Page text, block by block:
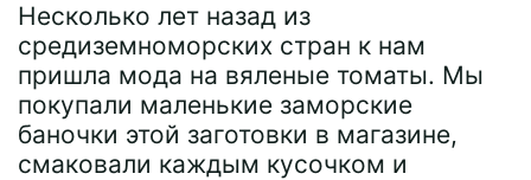
Несколько лет назад из
средиземноморских стран к нам
пришла мода на вяленые томаты. Мы
покупали маленькие заморские
баночки этой заготовки в магазине,
смаковали каждым кусочком и